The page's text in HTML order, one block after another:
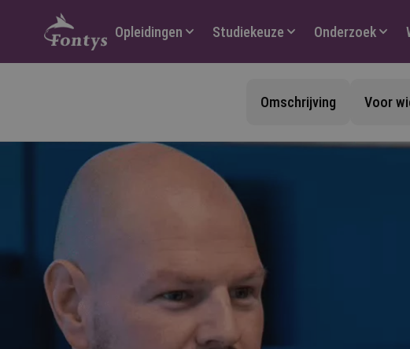
Hoofdmenu
Opleidingen Studiekeuze Onderzoek
Omschrijving Voor